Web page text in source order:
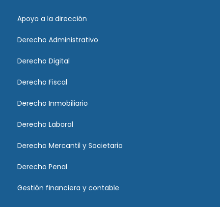
Apoyo a la dirección
Derecho Administrativo
Derecho Digital
Derecho Fiscal
Derecho Inmobiliario
Derecho Laboral
Derecho Mercantil y Societario
Derecho Penal
Gestión financiera y contable